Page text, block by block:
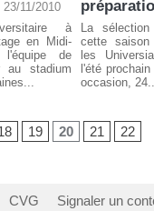
23/11/2010
à
en Midi-
l'équipe de
au stadium
La
cette saison
les
l'été
occasion, 24...
19 20 21 22
CVG
Signaler un